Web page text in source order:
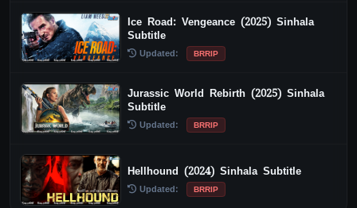
Ice Road: Vengeance (2025) Sinhala
Subtitle
Updated: BRRIP
Jurassic World Rebirth (2025) Sinhala
Subtitle
Updated: BRRIP
Hellhound (2024) Sinhala Subtitle
Updated: BRRIP